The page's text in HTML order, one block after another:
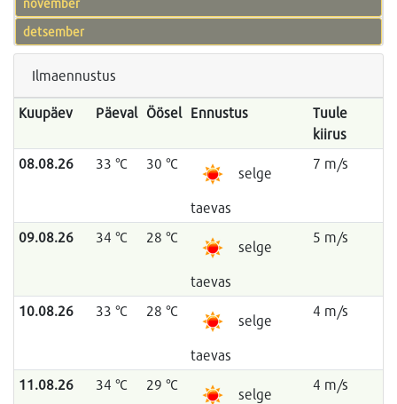
november
detsember
Ilmaennustus
Kuupäev Päeval Öösel Ennustus
Tuule
kiirus
08.08.26
33 °C 30 °C
selge
taevas
7 m/s
09.08.26 34 °C 28 °C
selge
taevas
5 m/s
10.08.26 33 °C 28 °C
selge
taevas
4 m/s
11.08.26 34 °C 29 °C
selge
4 m/s